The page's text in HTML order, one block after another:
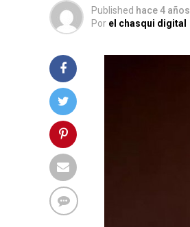
Published hace 4 años
Por el chasqui digital